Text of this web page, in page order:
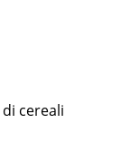
cereali